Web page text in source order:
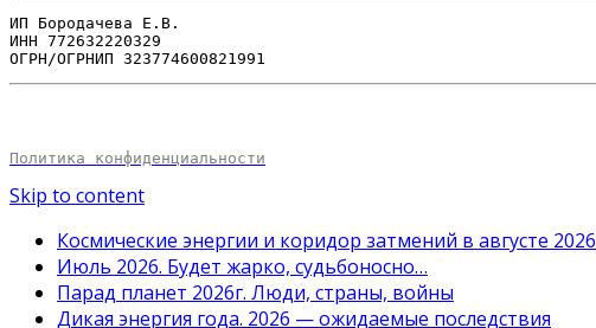
ИП Бородачева Е.В.
ИНН 772632220329
ОГРН/ОГРНИП 323774600821991
Политика конфиденциальности
Skip to content
Космические энергии и коридор затмений в августе 2026
Июль 2026. Будет жарко, судьбоносно…
Парад планет 2026г. Люди, страны, войны
Дикая энергия года. 2026 — ожидаемые последствия